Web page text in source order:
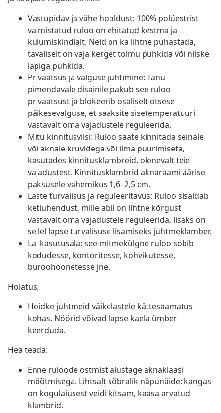
Vastupidav ja vähe hooldust: 100% polüestrist
valmistatud ruloo on ehitatud kestma ja
kulumiskindlalt. Neid on ka lihtne puhastada,
tavaliselt on vaja kerget tolmu pühkida või niiske
lapiga pühkida.
Privaatsus ja valguse juhtimine: Tänu
pimendavale disainile pakub see ruloo
privaatsust ja blokeerib osaliselt otsese
päikesevalguse, et saaksite sisetemperatuuri
vastavalt oma vajadustele reguleerida.
Mitu kinnitusviisi: Ruloo saate kinnitada seinale
või aknale kruvidega või ilma puurimiseta,
kasutades kinnitusklambreid, olenevalt teie
vajadustest. Kinnitusklambrid aknaraami äärise
paksusele vahemikus 1,6–2,5 cm.
Laste turvalisus ja reguleeritavus: Ruloo sisaldab
ketiühendust, mille abil on lihtne kõrgust
vastavalt oma vajadustele reguleerida, lisaks on
sellel lapse turvalisuse lisamiseks juhtmeklamber.
Lai kasutusala: see mitmekülgne ruloo sobib
kodudesse, kontoritesse, kohvikutesse,
büroohoonetesse jne.
Hoiatus.
Hoidke juhtmeid väikelastele kättesaamatus
kohas. Nöörid võivad lapse kaela ümber
keerduda.
Hea teada:
Enne ruloode ostmist alustage aknaklaasi
mõõtmisega. Lihtsalt sõbralik näpunäide: kangas
on kogulaiusest veidi kitsam, kaasa arvatud
klambrid.